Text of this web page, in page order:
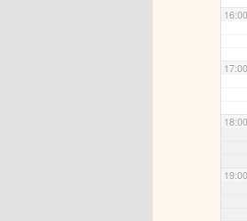
16:00
17:00
18:00
19:00